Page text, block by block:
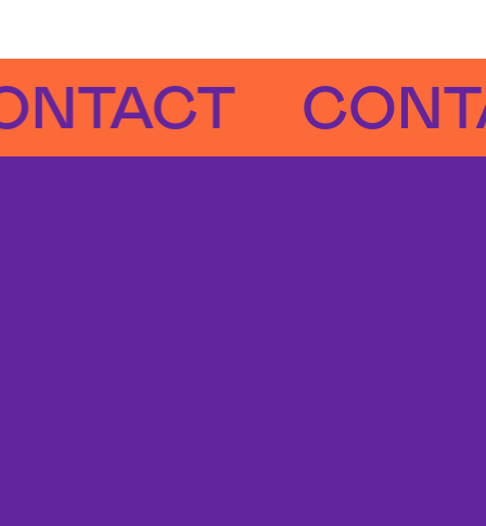
CONTACT